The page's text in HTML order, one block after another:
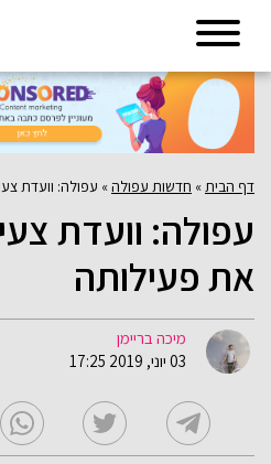
דף הבית » חדשות עפולה» עפולה: וועדת
עפולה: וועדת
את פעילותה
מיכה בריימן
03 יוני, 2019 17:25